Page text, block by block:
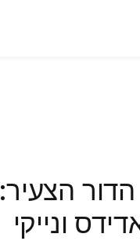
הצעיר:
ונייקי